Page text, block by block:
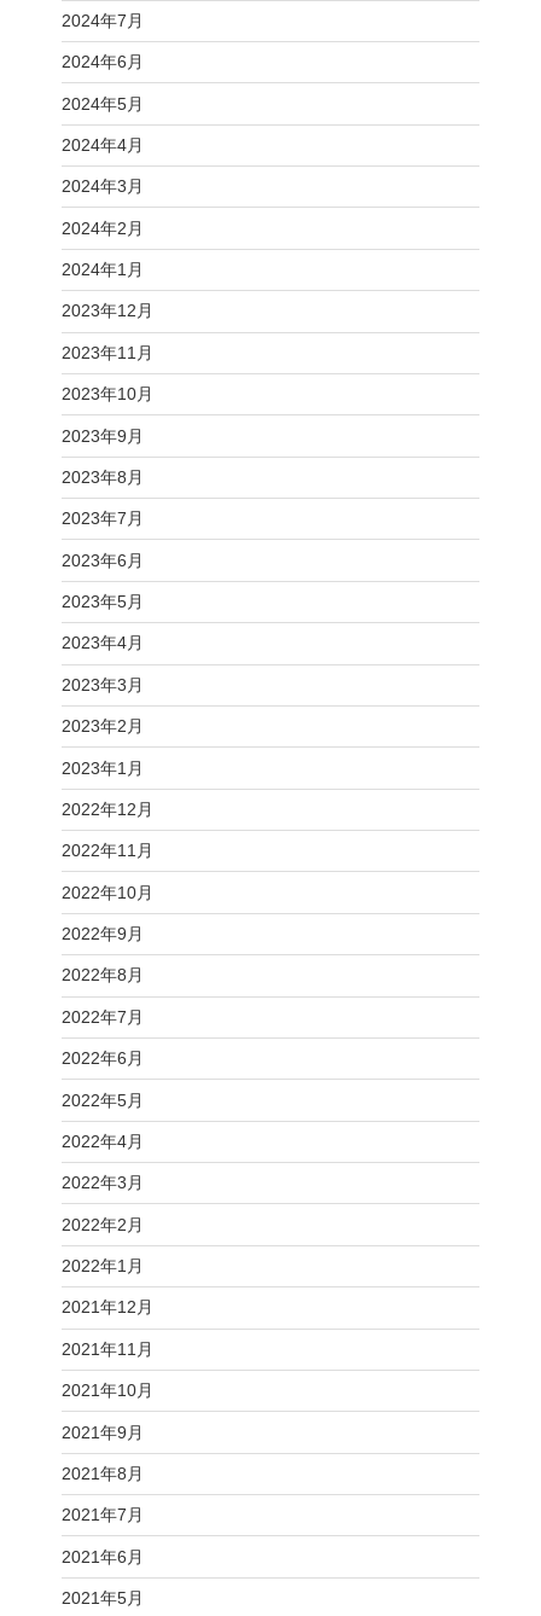
2024年7月
2024年6月
2024年5月
2024年4月
2024年3月
2024年2月
2024年1月
2023年12月
2023年11月
2023年10月
2023年9月
2023年8月
2023年7月
2023年6月
2023年5月
2023年4月
2023年3月
2023年2月
2023年1月
2022年12月
2022年11月
2022年10月
2022年9月
2022年8月
2022年7月
2022年6月
2022年5月
2022年4月
2022年3月
2022年2月
2022年1月
2021年12月
2021年11月
2021年10月
2021年9月
2021年8月
2021年7月
2021年6月
2021年5月